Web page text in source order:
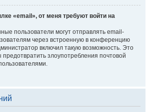
«email», от меня требуют войти на
пользователи могут отправлять email-
через встроенную в конференцию
включил такую возможность. Это
предотвратить злоупотребления почтовой